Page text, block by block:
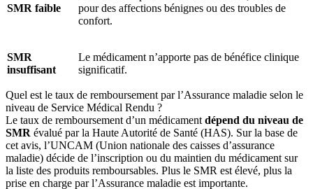
SMR faible
pour des affections bénignes ou des troubles de
confort.
SMR
insuffisant
Le médicament n’apporte pas de bénéfice clinique
significatif.
Quel est le taux de remboursement par l’Assurance maladie selon le
niveau de Service Médical Rendu ?
Le taux de remboursement d’un médicament dépend du niveau de
SMR évalué par la Haute Autorité de Santé (HAS). Sur la base de
cet avis, l’UNCAM (Union nationale des caisses d’assurance
maladie) décide de l’inscription ou du maintien du médicament sur
la liste des produits remboursables. Plus le SMR est élevé, plus la
prise en charge par l’Assurance maladie est importante.